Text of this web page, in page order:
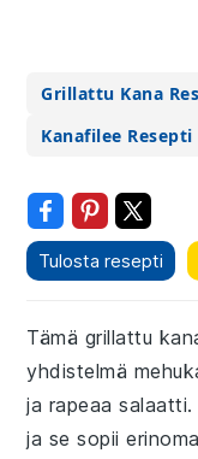
Grillattu Kana
Kanafilee Resepti
Tulosta resepti
Tämä grillattu
yhdistelmä
ja rapeaa
ja se sopii